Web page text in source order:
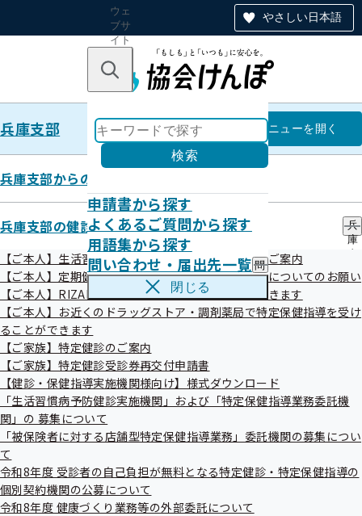
やさしい日本語
ウェ
ブサ
イト
のナ
ン
キーワードで探す
検索
申請書から探す
よくあるご質問から探す
用語集から探す
問い合わせ・届出先一覧 問
い
わ
先
一
覧
サ
メ
閉じる
兵庫支部 兵庫支部
メニューを開く
兵庫支部からのお知らせ
兵庫支部の健診・保健指導のご案内
兵
庫
の
診
の
内
サ
【ご本人】生活習慣病予防健診・人間ドック健診のご案内
【ご本人】定期健康診断（事業者健診）結果の提供についてのお願い
【ご本人】RIZAPで特定保健指導を受けることができます
【ご本人】お近くのドラッグストア・調剤薬局で特定保健指導を受け
ることができます
【ご家族】特定健診のご案内
【ご家族】特定健診受診券再交付申請書
【健診・保健指導実施機関様向け】様式ダウンロード
「生活習慣病予防健診実施機関」および「特定保健指導業務委託機
関」の 募集について
「被保険者に対する店舗型特定保健指導業務」委託機関の募集につい
て
令和8年度 受診者の自己負担が無料となる特定健診・特定保健指導の
個別契約機関の公募について
令和8年度 健康づくり業務等の外部委託について
バックナンバー第172号（令和8
年2月）
こんにちは！協会けんぽ兵庫支部です。
令和7年5月より連載しておりました【今日から始める 生活習慣病予
防のための健康×時短 お手軽レシピ】は、今月が最終号となりま
す。
これからも美味しく、手軽に健康習慣を続けていきましょう！
詳細は【6】の記事をご覧ください。
今月は、次の内容をお届けします。